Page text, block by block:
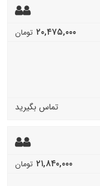
۲۰,۴۷۵,۰۰۰ تومان
تماس بگیرید
۲۱,۸۴۰,۰۰۰ تومان